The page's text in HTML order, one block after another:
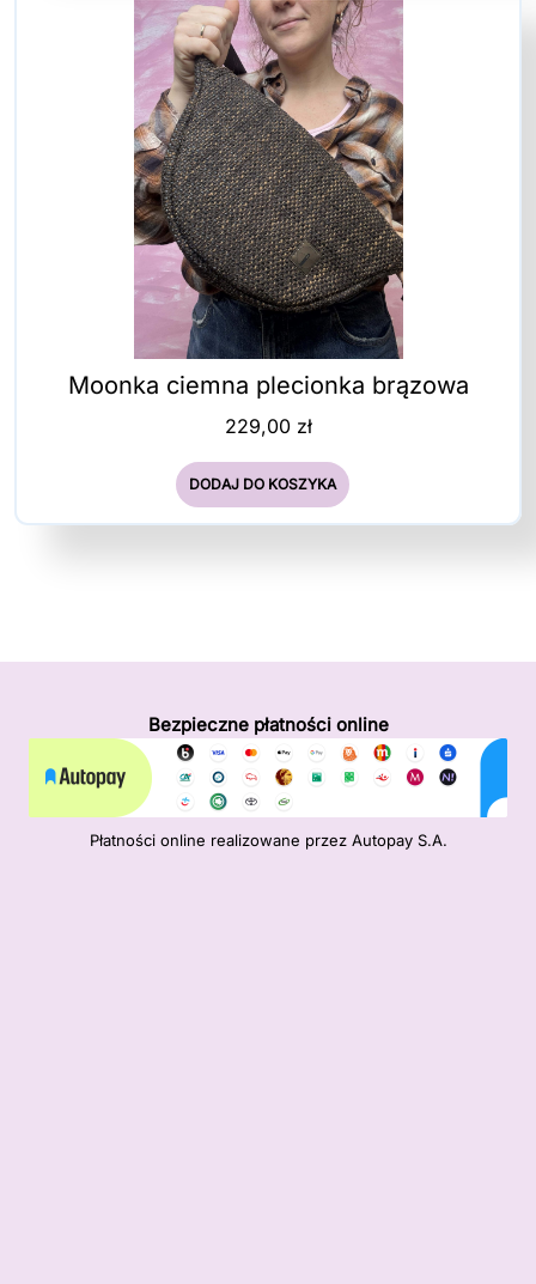
Moonka ciemna plecionka brązowa
229,00 zł
DODAJ DO KOSZYKA
Bezpieczne płatności online
Płatności online realizowane przez Autopay S.A.